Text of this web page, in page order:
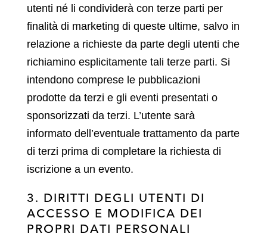
utenti né li condividerà con terze parti per
finalità di marketing di queste ultime, salvo in
relazione a richieste da parte degli utenti che
richiamino esplicitamente tali terze parti. Si
intendono comprese le pubblicazioni
prodotte da terzi e gli eventi presentati o
sponsorizzati da terzi. L’utente sarà
informato dell’eventuale trattamento da parte
di terzi prima di completare la richiesta di
iscrizione a un evento.
3. DIRITTI DEGLI UTENTI DI
ACCESSO E MODIFICA DEI
PROPRI DATI PERSONALI